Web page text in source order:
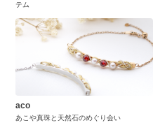
テム
aco
あこや真珠と天然石のめぐり会い